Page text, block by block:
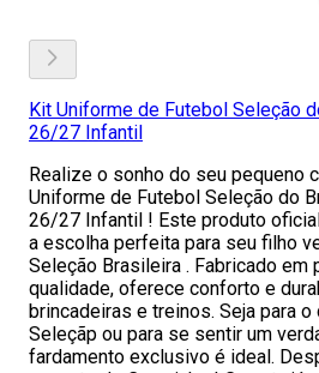
Kit Uniforme de Futebol Seleção
26/27 Infantil
Realize o sonho do seu pequeno
Uniforme de Futebol Seleção do
26/27 Infantil ! Este produto
a escolha perfeita para seu filho
Seleção Brasileira . Fabricado em
qualidade, oferece conforto e
brincadeiras e treinos. Seja para
Seleçãp ou para se sentir um
fardamento exclusivo é ideal.